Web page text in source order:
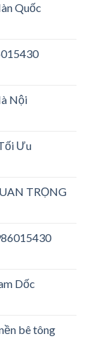
Quốc
Nội
Ưu
TRỌNG
Dốc
bê tông